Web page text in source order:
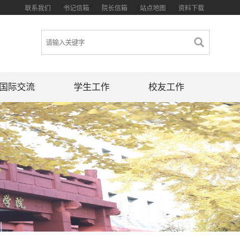
资料下载
站点地图
院长信箱
书记信箱
联系我们
国际交流 学生工作 校友工作